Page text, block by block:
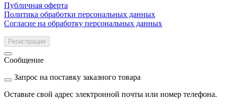
Публичная оферта
Политика обработки персональных данных
Согласие на обработку персональных данных
Регистрация
Сообщение
Запрос на поставку заказного товара
Оставьте свой адрес электронной почты или номер телефона.